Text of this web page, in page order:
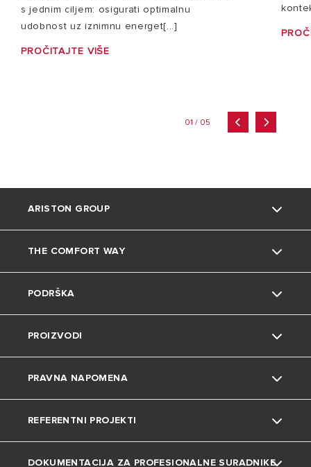
s jednim ciljem: osigurati optimalnu
udobnost uz iznimnu energet[...]
PROČITAJTE VIŠE
01 / 05
ARISTON GROUP
O nama
Grupa
Karijera
THE COMFORT WAY
Okoliš
Savjeti i trikovi
Uređenje doma
PODRŠKA
Kontakt
Česta pitanja
Katalozi i dokumentacija
PROIZVODI
Grijalice vode
Dizalice topline
Plinski bojleri
PRAVNA NAPOMENA
Privatnost
REFERENTNI PROJEKTI
DOKUMENTACIJA ZA PROFESIONALNE SURADNIKE